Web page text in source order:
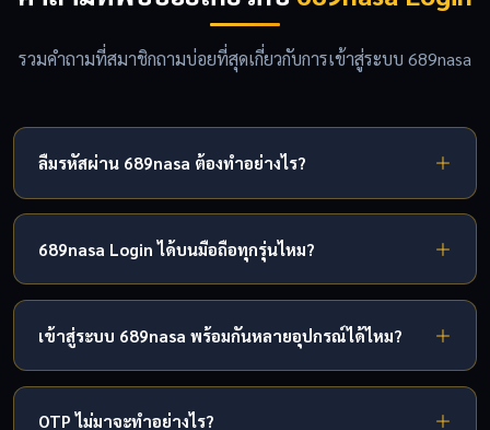
รวมคำถามที่สมาชิกถามบ่อยที่สุดเกี่ยวกับการเข้าสู่ระบบ 689nasa
ลืมรหัสผ่าน 689nasa ต้องทำอย่างไร?
กดปุ่ม "ลืมรหัสผ่าน" ในหน้า Login จากนั้นกรอกเบอร์มือถือที่ลง
ทะเบียนไว้ ระบบจะส่ง OTP 6 หลักมาให้ภายใน 1 นาที นำ OTP
มากรอกเพื่อตั้งรหัสผ่านใหม่ได้ทันที กระบวนการทั้งหมดใช้เวลา
689nasa Login ได้บนมือถือทุกรุ่นไหม?
ได้เลย 689nasa รองรับมือถือทุกรุ่นทั้ง iOS และ Android เพียง
มีเบราว์เซอร์และอินเทอร์เน็ต ไม่ต้องดาวน์โหลดแอปใดๆ
รองรับ iPhone ตั้งแต่รุ่น 8 ขึ้นไป และ Android เวอร์ชัน 8 ขึ้น
เข้าสู่ระบบ 689nasa พร้อมกันหลายอุปกรณ์ได้ไหม?
ระบบ 689nasa อนุญาตให้เข้าสู่ระบบได้จากอุปกรณ์เดียวใน
เวลาเดียวกันเพื่อความปลอดภัยของบัญชี หากเข้าสู่ระบบจาก
OTP ไม่มาจะทำอย่างไร?